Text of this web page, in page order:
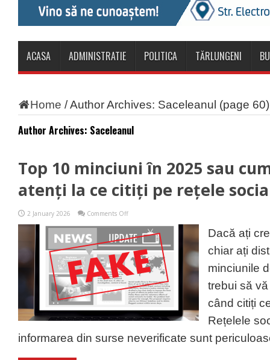
ACASA ADMINISTRATIE POLITICA TĂRLUNGENI
Home /Author Archives: Saceleanul (page 60)
Author Archives: Saceleanul
Top 10 minciuni în 2025 sau
atenți la ce citiți pe rețele
2 January 2026 Comments Offon
minciuni
în
2025
sau
cum
trebuie
să
fiți
atenți
ce
pe
Dacă ați
chiar ați
minciunile
trebui să
când citiți
Rețelele
informarea din surse neverificate sunt